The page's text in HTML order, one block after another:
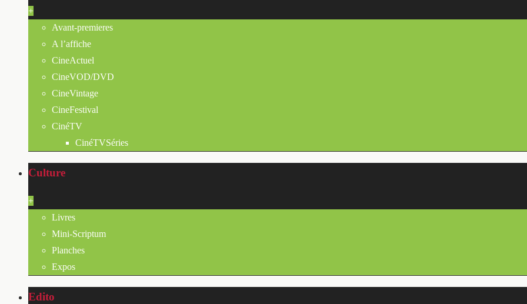
+
Avant-premieres
A l’affiche
CineActuel
CineVOD/DVD
CineVintage
CineFestival
CinéTV
CinéTVSéries
Culture
+
Livres
Mini-Scriptum
Planches
Expos
Edito